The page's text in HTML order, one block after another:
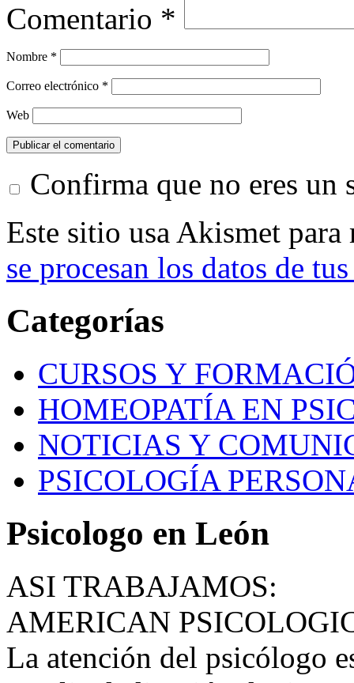
Comentario *
Nombre *
Correo electrónico *
Web
Confirma que no eres un
Este sitio usa Akismet
se procesan los datos de
Categorías
CURSOS Y
HOMEOPATÍA EN
NOTICIAS Y
PSICOLOGÍA
Psicologo en León
ASI TRABAJAMOS:
AMERICAN
La atención del psicólogo